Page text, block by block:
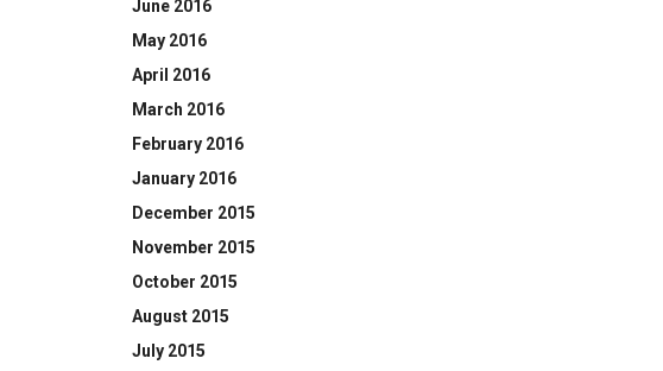
June 2016
May 2016
April 2016
March 2016
February 2016
January 2016
December 2015
November 2015
October 2015
August 2015
July 2015